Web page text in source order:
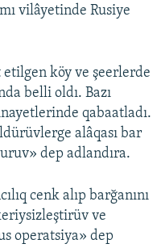
vilâyetinde Rusiye
etilgen köy ve şeerlerde
belli oldı. Bazı
qabaatladı.
alâqası bar
dep adlandıra.
cenk alıp barğanını
ve
operatsiya» dep